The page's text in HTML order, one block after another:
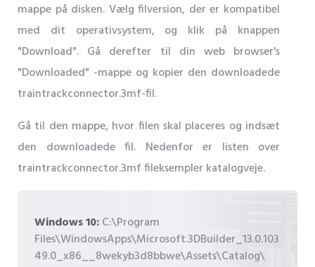
mappe på disken. Vælg filversion, der er kompatibel
med dit operativsystem, og klik på knappen
"Download". Gå derefter til din web browser's
"Downloaded" -mappe og kopier den downloadede
traintrackconnector.3mf-fil.
Gå til den mappe, hvor filen skal placeres og indsæt
den downloadede fil. Nedenfor er listen over
traintrackconnector.3mf fileksempler katalogveje.
Windows 10:C:\Program
Files\WindowsApps\Microsoft.3DBuilder_13.0.103
49.0_x86__8wekyb3d8bbwe\Assets\Catalog\